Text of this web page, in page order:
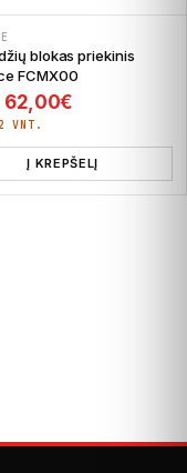
blokas priekinis
FCMX00
Original price was:
62,00€
VNT.
Į KREPŠELĮ